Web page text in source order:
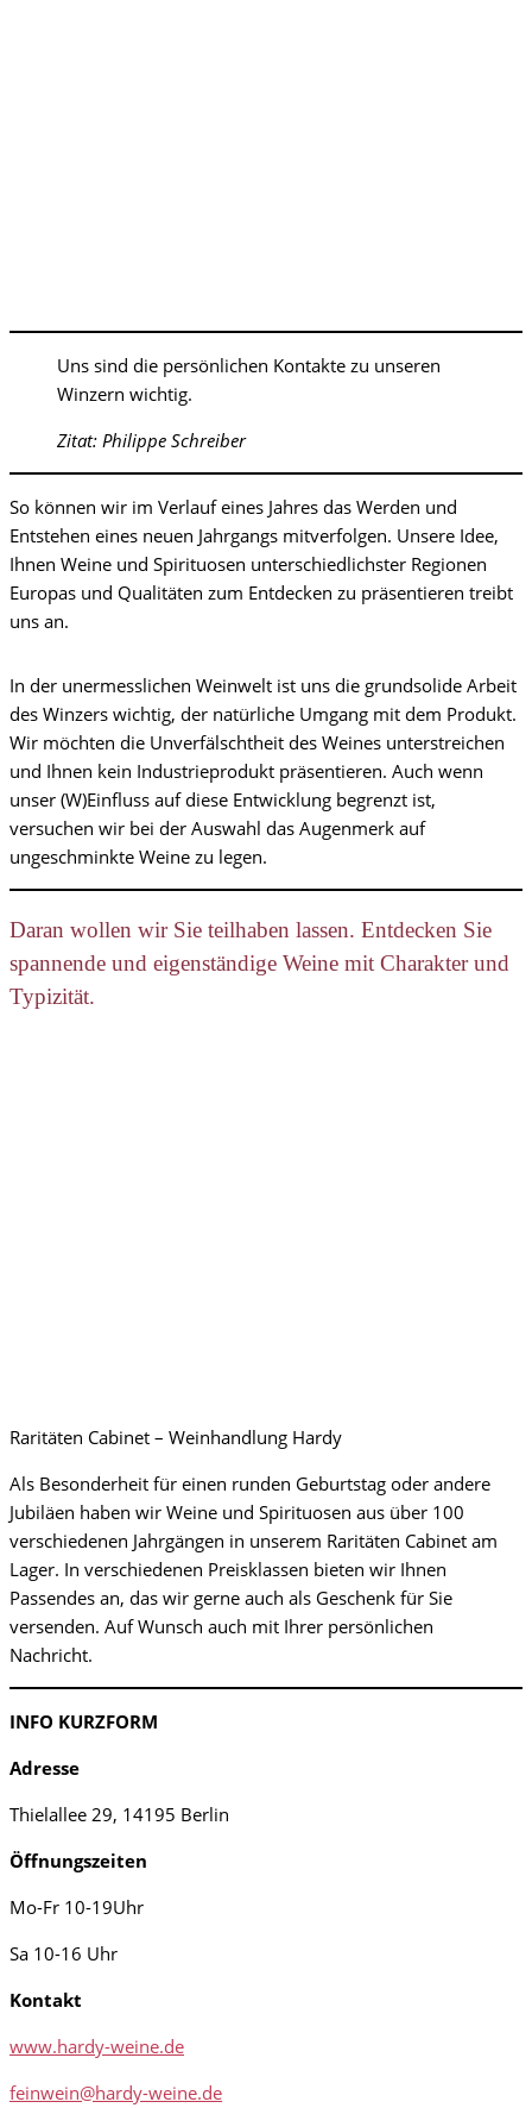
Uns sind die persönlichen Kontakte zu unseren
Winzern wichtig.
Zitat: Philippe Schreiber
So können wir im Verlauf eines Jahres das Werden und
Entstehen eines neuen Jahrgangs mitverfolgen. Unsere Idee,
Ihnen Weine und Spirituosen unterschiedlichster Regionen
Europas und Qualitäten zum Entdecken zu präsentieren treibt
uns an.
In der unermesslichen Weinwelt ist uns die grundsolide Arbeit
des Winzers wichtig, der natürliche Umgang mit dem Produkt.
Wir möchten die Unverfälschtheit des Weines unterstreichen
und Ihnen kein Industrieprodukt präsentieren. Auch wenn
unser (W)Einfluss auf diese Entwicklung begrenzt ist,
versuchen wir bei der Auswahl das Augenmerk auf
ungeschminkte Weine zu legen.
Daran wollen wir Sie teilhaben lassen. Entdecken Sie
spannende und eigenständige Weine mit Charakter und
Typizität.
Raritäten Cabinet – Weinhandlung Hardy
Als Besonderheit für einen runden Geburtstag oder andere
Jubiläen haben wir Weine und Spirituosen aus über 100
verschiedenen Jahrgängen in unserem Raritäten Cabinet am
Lager. In verschiedenen Preisklassen bieten wir Ihnen
Passendes an, das wir gerne auch als Geschenk für Sie
versenden. Auf Wunsch auch mit Ihrer persönlichen
Nachricht.
INFO KURZFORM
Adresse
Thielallee 29, 14195 Berlin
Öffnungszeiten
Mo-Fr 10-19Uhr
Sa 10-16 Uhr
Kontakt
www.hardy-weine.de
feinwein@hardy-weine.de